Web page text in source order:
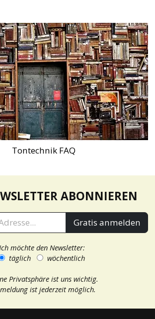
Tontechnik FAQ
ABONNIEREN
Gratis anmelden
Ich möchte den Newsletter:
täglich
wöchentlich
Privatsphäre ist uns wichtig.
ist jederzeit möglich.